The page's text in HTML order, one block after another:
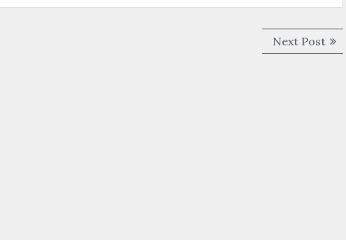
Next PostNext
post: